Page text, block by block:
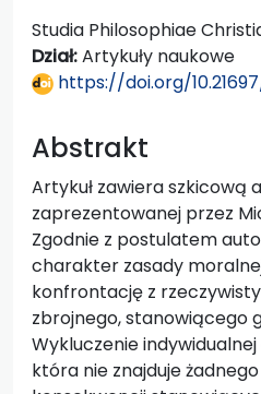
Studia Philosophiae
Dział:Artykuły naukowe
https://doi.org/
Abstrakt
Artykuł zawiera szkicową
zaprezentowanej przez
Zgodnie z postulatem
charakter zasady
konfrontację z
zbrojnego, stanowiącego
Wykluczenie
która nie znajduje